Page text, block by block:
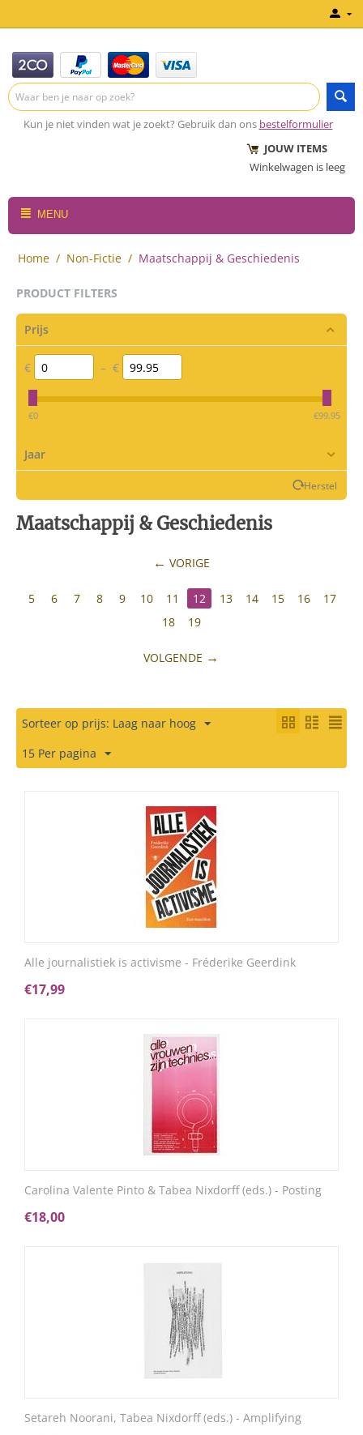
Kun je niet vinden wat je zoekt? Gebruik dan ons bestelformulier
JOUW ITEMS
Winkelwagen is leeg
MENU
Home / Non-Fictie / Maatschappij & Geschiedenis
PRODUCT FILTERS
Prijs
€ – €
‎€0 ‎€99.95
Jaar
Herstel
Maatschappij & Geschiedenis
VORIGE
5 6 7 8 9 10 11 12 13 14 15 16
17
18
19
VOLGENDE
Sorteer op prijs: Laag naar hoog
15 Per pagina
Alle journalistiek is activisme - Fréderike Geerdink
€17,99
Carolina Valente Pinto & Tabea Nixdorff (eds.) - Posting
€18,00
Setareh Noorani, Tabea Nixdorff (eds.) - Amplifying